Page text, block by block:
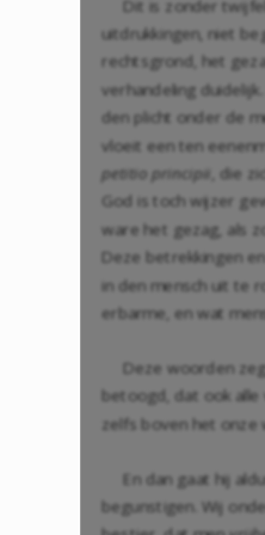
Dit is zonder
uitdrukkingen, niet
rechtsgrond, het
verhandeling
den plicht onder de
vloeit een ten
petitio principii , die
God is toch wijzer
ware het gezag, als
Deze betrekkingen
in den mensch uit te
erbarme, en wat
Deze woorden
betoogd, dat ook alle
zelfs boven het onze
En dan gaat hij
begunstigen. Wij